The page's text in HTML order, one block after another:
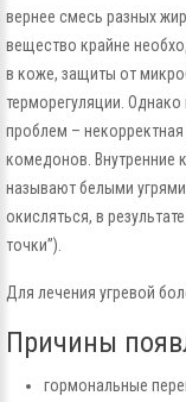
вернее смесь разных
вещество крайне
в коже, защиты от
терморегуляции.
проблем –
комедонов.
называют белыми
окисляться, в
точки”).
Для лечения угревой
Причины
гормональные